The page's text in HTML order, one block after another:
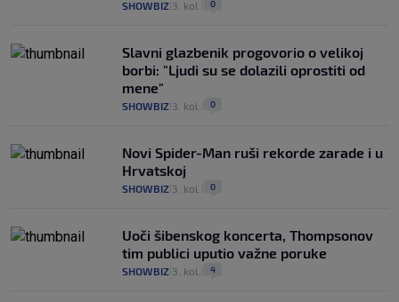
SHOWBIZ 3. kol. 0
Slavni glazbenik progovorio o velikoj
borbi: "Ljudi su se dolazili oprostiti od
mene"
SHOWBIZ 3. kol. 0
Novi Spider-Man ruši rekorde zarade i u
Hrvatskoj
SHOWBIZ 3. kol. 0
Uoči šibenskog koncerta, Thompsonov
tim publici uputio važne poruke
SHOWBIZ 3. kol. 4